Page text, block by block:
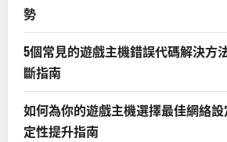
勢
5個常見的遊戲主機錯誤代碼解決方
斷指南
如何為你的遊戲主機選擇最佳網絡
定性提升指南